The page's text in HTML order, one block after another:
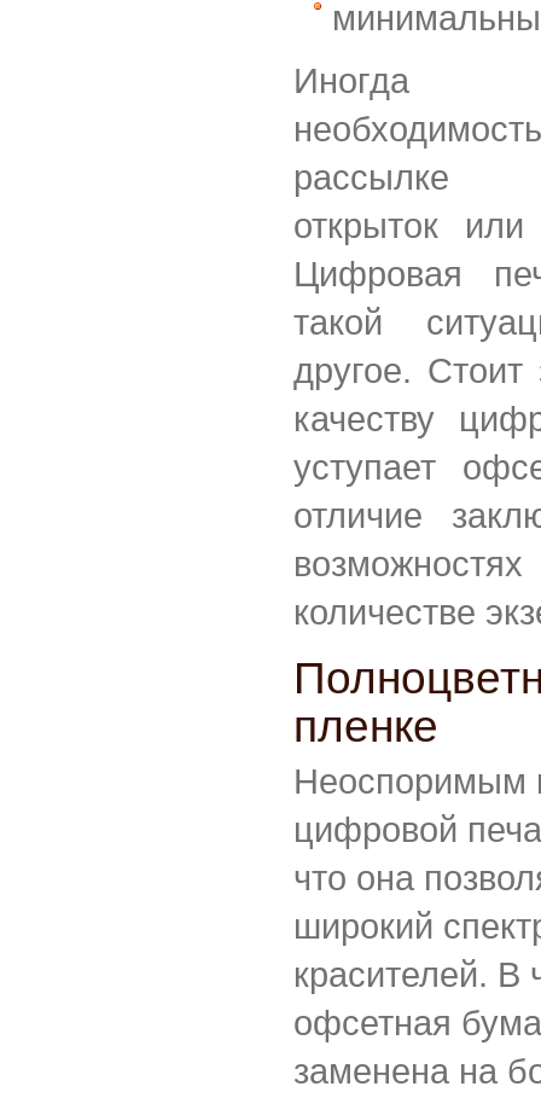
Иногда
рассылке
открыток или
Цифровая
такой
другое. Стоит
качеству
уступает
отличие
количестве
пленке
Неоспоримым
цифровой
что она
широкий
красителей. В
офсетная
заменена на